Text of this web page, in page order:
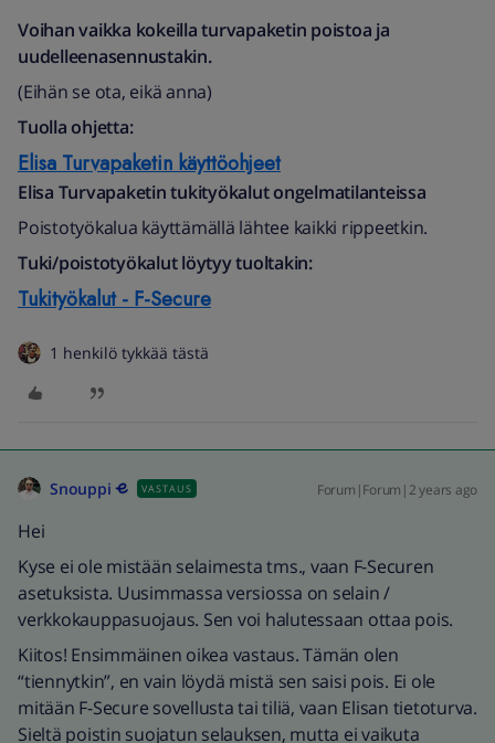
Voihan vaikka kokeilla turvapaketin poistoa ja
uudelleenasennustakin.
(Eihän se ota, eikä anna)
Tuolla ohjetta:
Elisa Turvapaketin käyttöohjeet
Elisa Turvapaketin tukityökalut ongelmatilanteissa
Poistotyökalua käyttämällä lähtee kaikki rippeetkin.
Tuki/poistotyökalut löytyy tuoltakin:
Tukityökalut - F-Secure
1 henkilö tykkää tästä
Snouppi VASTAUS Forum|Forum|2 years ago
Hei
Kyse ei ole mistään selaimesta tms., vaan F-Securen
asetuksista. Uusimmassa versiossa on selain /
verkkokauppasuojaus. Sen voi halutessaan ottaa pois.
Kiitos! Ensimmäinen oikea vastaus. Tämän olen
“tiennytkin”, en vain löydä mistä sen saisi pois. Ei ole
mitään F-Secure sovellusta tai tiliä, vaan Elisan tietoturva.
Sieltä poistin suojatun selauksen, mutta ei vaikuta